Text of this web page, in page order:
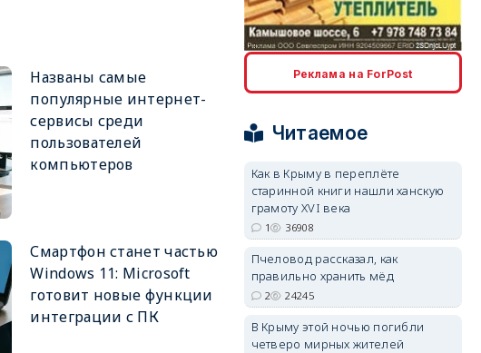
Названы самые
популярные интернет-
сервисы среди
пользователей
компьютеров
Смартфон станет частью
Windows 11: Microsoft
готовит новые функции
интеграции с ПК
erid: 2SDnjcLUypt
erid: 2SDnjcrDNw6
erid: 2SDnjdPjgYS
Реклама на ForPost
Читаемое
Как в Крыму в переплёте
старинной книги нашли ханскую
грамоту XVI века
1 36908
Пчеловод рассказал, как
правильно хранить мёд
2 24245
В Крыму этой ночью погибли
четверо мирных жителей